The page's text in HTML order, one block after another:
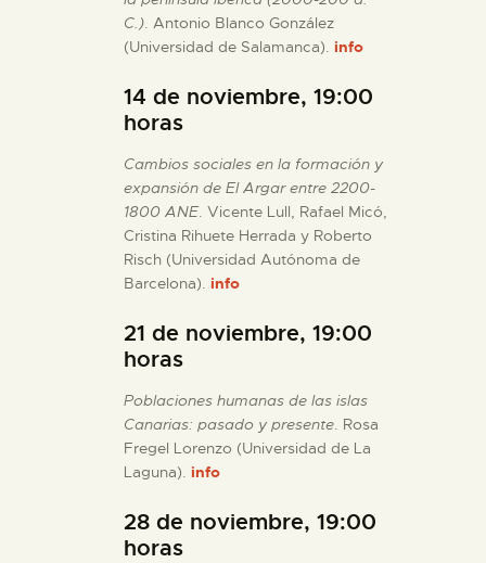
C.). Antonio Blanco González
(Universidad de Salamanca). info
14 de noviembre, 19:00
horas
Cambios sociales en la formación y
expansión de El Argar entre 2200-
1800 ANE. Vicente Lull, Rafael Micó,
Cristina Rihuete Herrada y Roberto
Risch (Universidad Autónoma de
Barcelona). info
21 de noviembre, 19:00
horas
Poblaciones humanas de las islas
Canarias: pasado y presente. Rosa
Fregel Lorenzo (Universidad de La
Laguna). info
28 de noviembre, 19:00
horas